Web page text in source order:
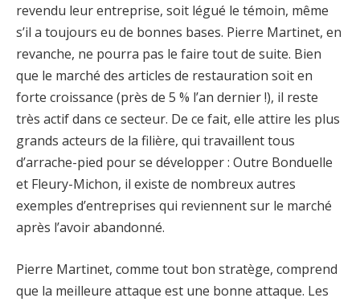
revendu leur entreprise, soit légué le témoin, même
s’il a toujours eu de bonnes bases. Pierre Martinet, en
revanche, ne pourra pas le faire tout de suite. Bien
que le marché des articles de restauration soit en
forte croissance (près de 5 % l’an dernier !), il reste
très actif dans ce secteur. De ce fait, elle attire les plus
grands acteurs de la filière, qui travaillent tous
d’arrache-pied pour se développer : Outre Bonduelle
et Fleury-Michon, il existe de nombreux autres
exemples d’entreprises qui reviennent sur le marché
après l’avoir abandonné.
Pierre Martinet, comme tout bon stratège, comprend
que la meilleure attaque est une bonne attaque. Les